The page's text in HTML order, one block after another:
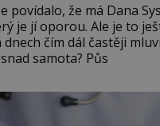
povídalo, že má Dana
je jí oporou. Ale je to
čím dál častěji
samota? Půs